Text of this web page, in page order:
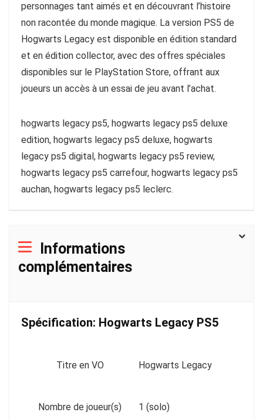
personnages tant aimés et en découvrant l’histoire
non racontée du monde magique. La version PS5 de
Hogwarts Legacy est disponible en édition standard
et en édition collector, avec des offres spéciales
disponibles sur le PlayStation Store, offrant aux
joueurs un accès à un essai de jeu avant l’achat​​.
hogwarts legacy ps5, hogwarts legacy ps5 deluxe
edition, hogwarts legacy ps5 deluxe, hogwarts
legacy ps5 digital, hogwarts legacy ps5 review,
hogwarts legacy ps5 carrefour, hogwarts legacy ps5
auchan, hogwarts legacy ps5 leclerc.
Informations
complémentaires
Spécification: Hogwarts Legacy PS5
Titre en VO Hogwarts Legacy
Nombre de joueur(s)
1 (solo)